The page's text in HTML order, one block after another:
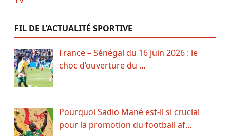
FIL DE L’ACTUALITÉ SPORTIVE
France – Sénégal du 16 juin 2026 : le
choc d’ouverture du …
Pourquoi Sadio Mané est-il si crucial
pour la promotion du football af…